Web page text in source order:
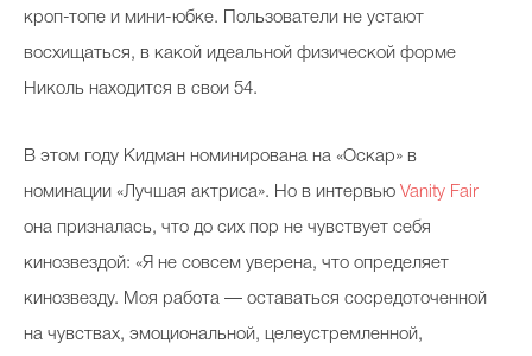
кроп-топе и мини-юбке. Пользователи не устают
восхищаться, в какой идеальной физической форме
Николь находится в свои 54.
В этом году Кидман номинирована на «Оскар» в
номинации «Лучшая актриса». Но в интервью Vanity Fair
она призналась, что до сих пор не чувствует себя
кинозвездой: «Я не совсем уверена, что определяет
кинозвезду. Моя работа — оставаться сосредоточенной
на чувствах, эмоциональной, целеустремленной,